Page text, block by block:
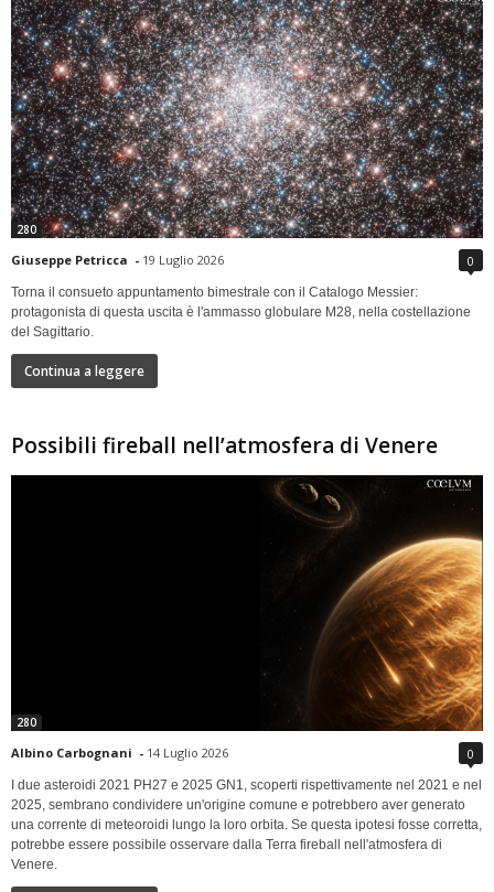
280
Giuseppe Petricca - 19 Luglio 2026 0
Torna il consueto appuntamento bimestrale con il Catalogo Messier:
protagonista di questa uscita è l'ammasso globulare M28, nella costellazione
del Sagittario.
Continua a leggere
Possibili fireball nell’atmosfera di Venere
280
Albino Carbognani - 14 Luglio 2026 0
I due asteroidi 2021 PH27 e 2025 GN1, scoperti rispettivamente nel 2021 e nel
2025, sembrano condividere un'origine comune e potrebbero aver generato
una corrente di meteoroidi lungo la loro orbita. Se questa ipotesi fosse corretta,
potrebbe essere possibile osservare dalla Terra fireball nell'atmosfera di
Venere.